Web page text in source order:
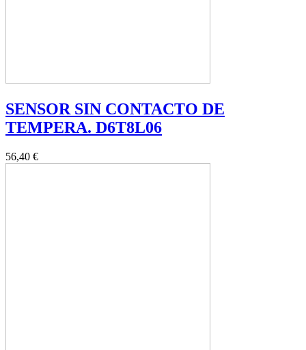
SENSOR SIN CONTACTO DE
TEMPERA. D6T8L06
56,40 €